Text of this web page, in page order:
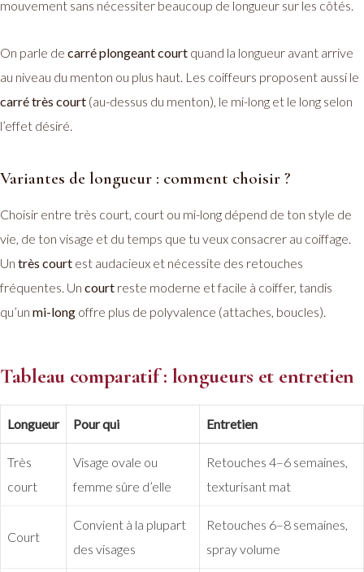
mouvement sans nécessiter beaucoup de longueur sur les côtés.
On parle de carré plongeant court quand la longueur avant arrive
au niveau du menton ou plus haut. Les coiffeurs proposent aussi le
carré très court (au-dessus du menton), le mi-long et le long selon
l’effet désiré.
Variantes de longueur : comment choisir ?
Choisir entre très court, court ou mi-long dépend de ton style de
vie, de ton visage et du temps que tu veux consacrer au coiffage.
Un très court est audacieux et nécessite des retouches
fréquentes. Un court reste moderne et facile à coiffer, tandis
qu’un mi-long offre plus de polyvalence (attaches, boucles).
Tableau comparatif : longueurs et entretien
Longueur Pour qui Entretien
Très
court
Visage ovale ou
femme sûre d’elle
Retouches 4–6 semaines,
texturisant mat
Court
Convient à la plupart
des visages
Retouches 6–8 semaines,
spray volume